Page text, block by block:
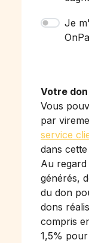
Je
Votre
Vous
par
service
dans
Au
générés,
du don
dons
compris
1,5%